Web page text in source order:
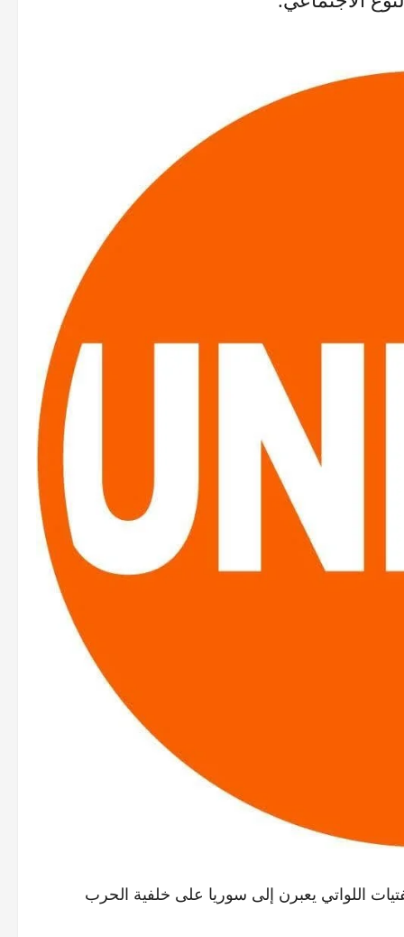
اللواتي يعبرن إلى سوريا على خلفية الحرب